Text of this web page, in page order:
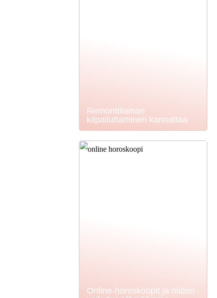
Remonttilainan
kilpailuttaminen kannattaa
Online-horoskoopit ja niiden